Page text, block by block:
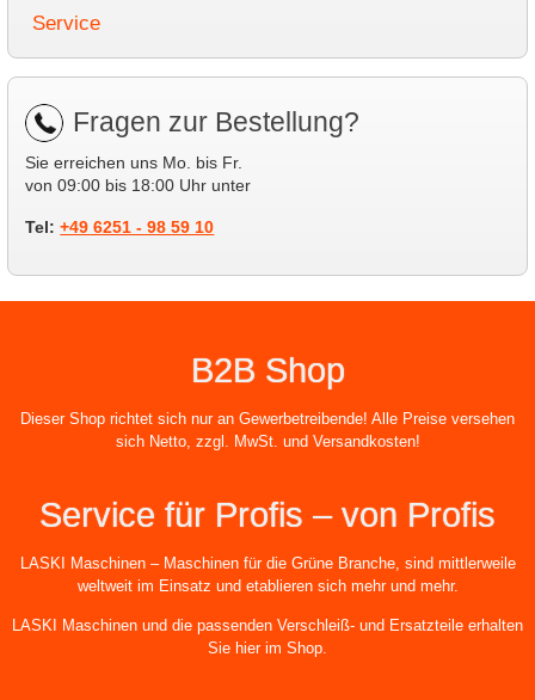
Service
Fragen zur Bestellung?
Sie erreichen uns Mo. bis Fr.
von 09:00 bis 18:00 Uhr unter
Tel:+49 6251 - 98 59 10
B2B Shop
Dieser Shop richtet sich nur an Gewerbetreibende! Alle Preise versehen
sich Netto, zzgl. MwSt. und Versandkosten!
Service für Profis – von Profis
LASKI Maschinen – Maschinen für die Grüne Branche, sind mittlerweile
weltweit im Einsatz und etablieren sich mehr und mehr.
LASKI Maschinen und die passenden Verschleiß- und Ersatzteile erhalten
Sie hier im Shop.